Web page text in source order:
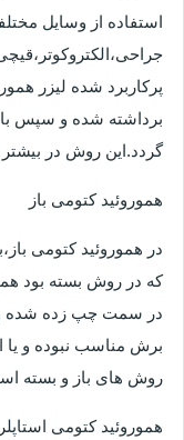
استفاده از وسایل
پرکاربرد شده لیزر
برداشته شده و سپس
گردد.این روش در
هموروئید کتومی باز
در هموروئید کتومی
که در روش بسته بود
در سمت چپ زده شده و
برش مناسب نبوده و یا
روش های باز و بسته
هموروئید کتومی استاپلر